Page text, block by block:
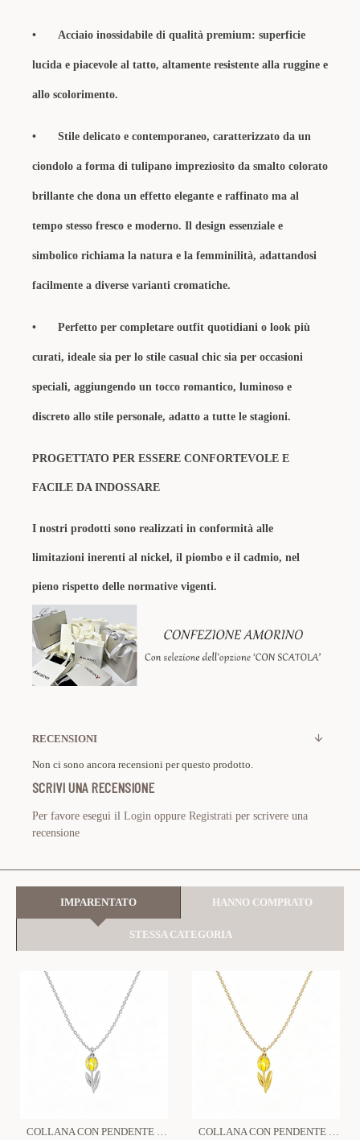
• Acciaio inossidabile di qualità premium: superficie
lucida e piacevole al tatto, altamente resistente alla ruggine e
allo scolorimento.
• Stile delicato e contemporaneo, caratterizzato da un
ciondolo a forma di tulipano impreziosito da smalto colorato
brillante che dona un effetto elegante e raffinato ma al
tempo stesso fresco e moderno. Il design essenziale e
simbolico richiama la natura e la femminilità, adattandosi
facilmente a diverse varianti cromatiche.
• Perfetto per completare outfit quotidiani o look più
curati, ideale sia per lo stile casual chic sia per occasioni
speciali, aggiungendo un tocco romantico, luminoso e
discreto allo stile personale, adatto a tutte le stagioni.
PROGETTATO PER ESSERE CONFORTEVOLE E
FACILE DA INDOSSARE
I nostri prodotti sono realizzati in conformità alle
limitazioni inerenti al nickel, il piombo e il cadmio, nel
pieno rispetto delle normative vigenti.
RECENSIONI
Non ci sono ancora recensioni per questo prodotto.
SCRIVI UNA RECENSIONE
Per favore esegui il Login oppure Registrati per scrivere una
recensione
IMPARENTATO HANNO COMPRATO
STESSA CATEGORIA
COLLANA CON PENDENTE TULIPANO IN SMALTO COLORATO - FJ2642D044 COLLANA CON PENDENTE TULIPANO IN SMALTO COLORATO - FJ2642D045